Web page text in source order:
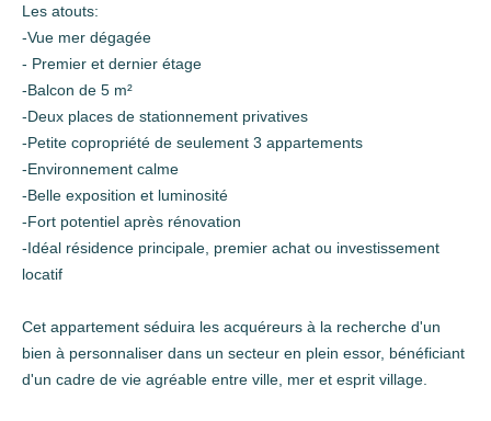
Les atouts:
-Vue mer dégagée
- Premier et dernier étage
-Balcon de 5 m²
-Deux places de stationnement privatives
-Petite copropriété de seulement 3 appartements
-Environnement calme
-Belle exposition et luminosité
-Fort potentiel après rénovation
-Idéal résidence principale, premier achat ou investissement
locatif
Cet appartement séduira les acquéreurs à la recherche d'un
bien à personnaliser dans un secteur en plein essor, bénéficiant
d'un cadre de vie agréable entre ville, mer et esprit village.